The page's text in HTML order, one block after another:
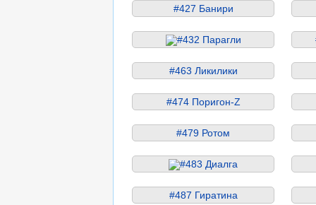
#427 Банири
#432 Парагли
#463 Ликилики
#474 Поригон-Z
#479 Ротом
#483 Диалга
#487 Гиратина